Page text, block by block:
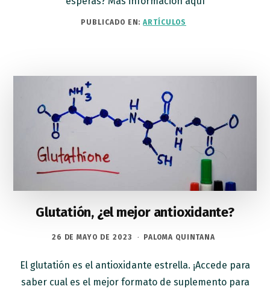
PUBLICADO EN:ARTÍCULOS
Glutatión, ¿el mejor antioxidante?
26 DE MAYO DE 2023 · PALOMA QUINTANA
El glutatión es el antioxidante estrella. ¡Accede para
saber cual es el mejor formato de suplemento para